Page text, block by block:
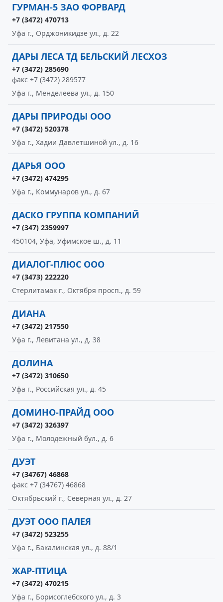
ГУРМАН-5 ЗАО ФОРВАРД
+7 (3472) 470713
Уфа г., Орджоникидзе ул., д. 22
ДАРЫ ЛЕСА ТД БЕЛЬСКИЙ ЛЕСХОЗ
+7 (3472) 285690
факс +7 (3472) 289577
Уфа г., Менделеева ул., д. 150
ДАРЫ ПРИРОДЫ ООО
+7 (3472) 520378
Уфа г., Хадии Давлетшиной ул., д. 16
ДАРЬЯ ООО
+7 (3472) 474295
Уфа г., Коммунаров ул., д. 67
ДАСКО ГРУППА КОМПАНИЙ
+7 (347) 2359997
450104, Уфа, Уфимское ш., д. 11
ДИАЛОГ-ПЛЮС ООО
+7 (3473) 222220
Стерлитамак г., Октября просп., д. 59
ДИАНА
+7 (3472) 217550
Уфа г., Левитана ул., д. 38
ДОЛИНА
+7 (3472) 310650
Уфа г., Российская ул., д. 45
ДОМИНО-ПРАЙД ООО
+7 (3472) 326397
Уфа г., Молодежный бул., д. 6
ДУЭТ
+7 (34767) 46868
факс +7 (34767) 46868
Октябрьский г., Северная ул., д. 27
ДУЭТ ООО ПАЛЕЯ
+7 (3472) 523255
Уфа г., Бакалинская ул., д. 88/1
ЖАР-ПТИЦА
+7 (3472) 470215
Уфа г., Борисоглебского ул., д. 3